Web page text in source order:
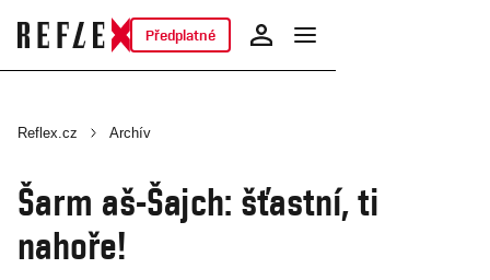
Předplatné
Reflex.cz Archív
Šarm aš-Šajch: šťastní, ti
nahoře!